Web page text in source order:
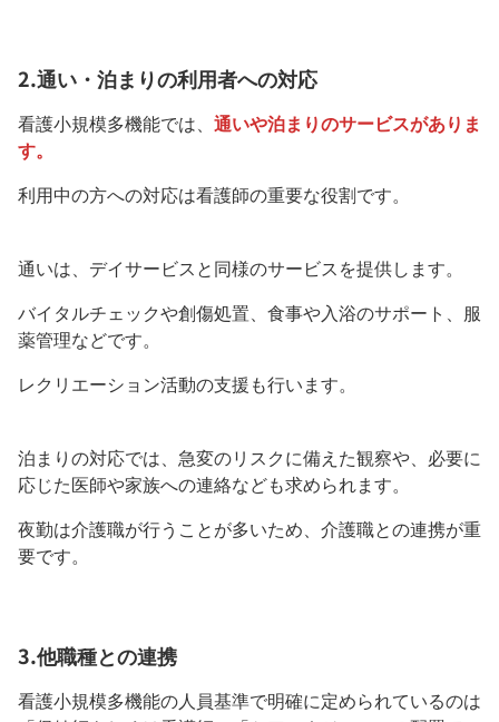
2.通い・泊まりの利用者への対応
看護小規模多機能では、 通いや泊まりのサービスがありま
す。
利用中の方への対応は看護師の重要な役割です。
通いは、デイサービスと同様のサービスを提供します。
バイタルチェックや創傷処置、食事や入浴のサポート、服
薬管理などです。
レクリエーション活動の支援も行います。
泊まりの対応では、急変のリスクに備えた観察や、必要に
応じた医師や家族への連絡なども求められます。
夜勤は介護職が行うことが多いため、介護職との連携が重
要です。
3.他職種との連携
看護小規模多機能の人員基準で明確に定められているのは